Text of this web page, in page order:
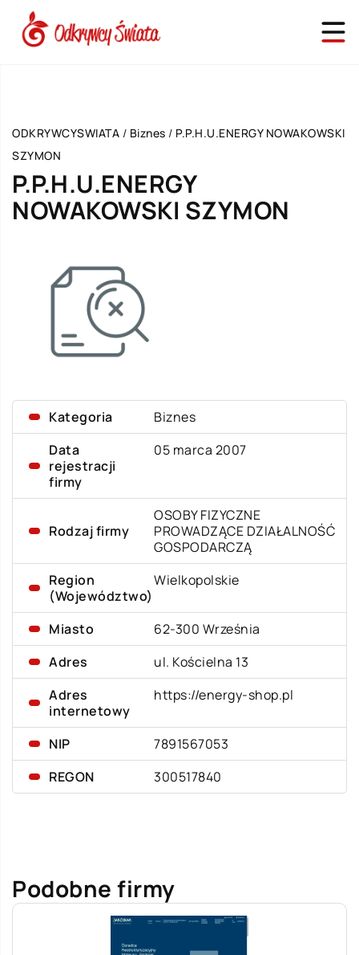
ODKRYWCYSWIATA / Biznes / P.P.H.U.ENERGY NOWAKOWSKI
SZYMON
P.P.H.U.ENERGY
NOWAKOWSKI SZYMON
Kategoria
Biznes
Data
rejestracji
firmy
05 marca 2007
Rodzaj firmy
OSOBY FIZYCZNE
PROWADZĄCE DZIAŁALNOŚĆ
GOSPODARCZĄ
Region
(Województwo)
Wielkopolskie
Miasto
62-300 Września
Adres
ul. Kościelna 13
Adres
internetowy
https://energy-shop.pl
NIP
7891567053
REGON
300517840
Podobne firmy